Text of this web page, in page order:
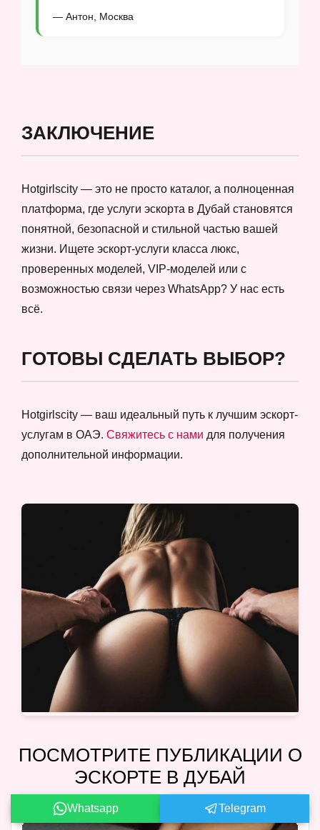
— Антон, Москва
ЗАКЛЮЧЕНИЕ
Hotgirlscity — это не просто каталог, а полноценная
платформа, где услуги эскорта в Дубай становятся
понятной, безопасной и стильной частью вашей
жизни. Ищете эскорт-услуги класса люкс,
проверенных моделей, VIP-моделей или с
возможностью связи через WhatsApp? У нас есть
всё.
ГОТОВЫ СДЕЛАТЬ ВЫБОР?
Hotgirlscity — ваш идеальный путь к лучшим эскорт-
услугам в ОАЭ. Свяжитесь с нами для получения
дополнительной информации.
ПОСМОТРИТЕ ПУБЛИКАЦИИ О
ЭСКОРТЕ В ДУБАЙ
Whatsapp Telegram